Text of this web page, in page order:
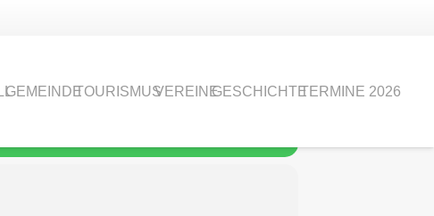
GEMEINDETOURISMUSVEREINEGESCHICHTETERMINE 2026